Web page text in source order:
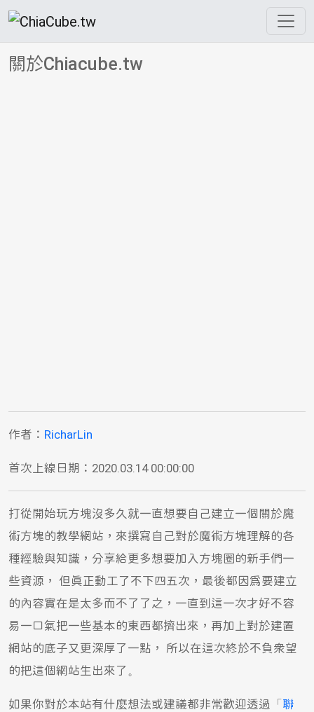
關於Chiacube.tw
作者： RicharLin
首次上線日期：2020.03.14 00:00:00
打從開始玩方塊沒多久就一直想要自己建立一個關於魔
術方塊的教學網站，來撰寫自己對於魔術方塊理解的各
種經驗與知識，分享給更多想要加入方塊圈的新手們一
些資源， 但真正動工了不下四五次，最後都因為要建立
的內容實在是太多而不了了之，一直到這一次才好不容
易一口氣把一些基本的東西都擠出來，再加上對於建置
網站的底子又更深厚了一點， 所以在這次終於不負眾望
的把這個網站生出來了。
如果你對於本站有什麼想法或建議都非常歡迎透過「聯